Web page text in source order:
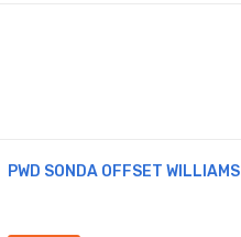
PWD SONDA OFFSET WILLIAMS